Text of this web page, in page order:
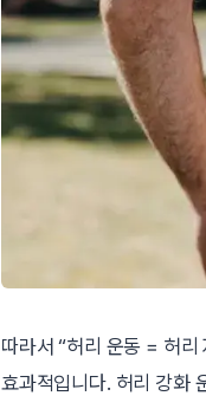
따라서 “허리 운동 = 허
효과적입니다. 허리 강화